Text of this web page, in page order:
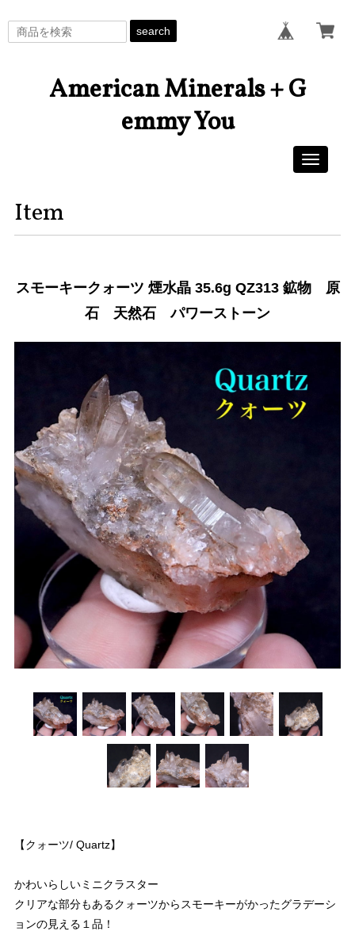
search
American Minerals + G
emmy You
Toggle
Item
スモーキークォーツ 煙水晶 35.6g QZ313 鉱物 原
石 天然石 パワーストーン
【クォーツ/ Quartz】
かわいらしいミニクラスター
クリアな部分もあるクォーツからスモーキーがかったグラデーシ
ョンの見える１品！